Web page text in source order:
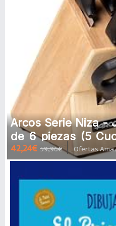
Arcos Serie Niza -
de 6 piezas (5
Hoja de Acero
42,24€ 59,96€ Ofertas